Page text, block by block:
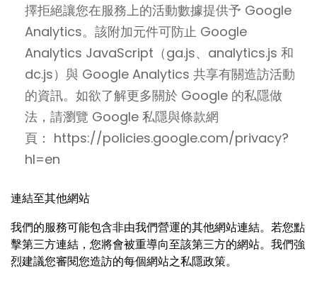
擇拒絕讓您在服務上的活動數據提供予 Google
Analytics。該附加元件可防止 Google
Analytics JavaScript（ga.js、analytics.js 和
dc.js）與 Google Analytics 共享有關造訪活動
的資訊。如欲了解更多關於 Google 的私隱做
法，請瀏覽 Google 私隱與條款網
頁： https://policies.google.com/privacy?
hl=en
連結至其他網站
我們的服務可能包含非由我們營運的其他網站連結。若您點
擊第三方連結，您將會被重導向至該第三方的網站。我們強
烈建議您審閱您造訪的每個網站之私隱政策。